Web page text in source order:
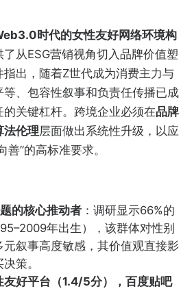
时代的女性友好网络环境构
从ESG营销视角切入品牌价值塑
出，随着Z世代成为消费主力与
、包容性叙事和负责任传播已成
关键杠杆。跨境企业必须在品牌
法伦理层面做出系统性升级，以应
善”的高标准要求。
的核心推动者：调研显示66%的
年出生），该群体对性别
叙事高度敏感，其价值观直接影
策。
友好平台（1.4/5分），百度贴吧